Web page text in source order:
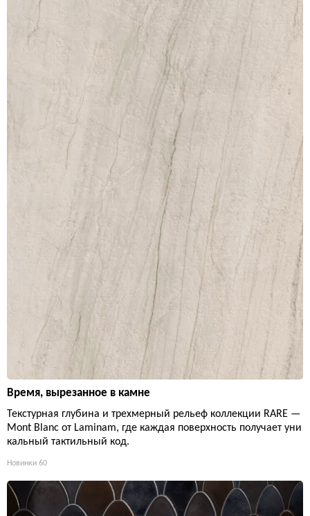
Время, вырезанное в камне
Текстурная глубина и трехмерный рельеф коллекции RARE —
Mont Blanc от Laminam, где каждая поверхность получает уни
кальный тактильный код.
Новинки 60